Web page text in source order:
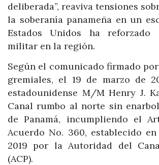
deliberada”, reaviva tensiones
la soberanía panameña en un
Estados Unidos ha reforzado
militar en la región.
Según el comunicado firmado
gremiales, el 19 de marzo de
estadounidense M/M Henry J.
Canal rumbo al norte sin
de Panamá, incumpliendo el
Acuerdo No. 360, establecido
2019 por la Autoridad del
(ACP).